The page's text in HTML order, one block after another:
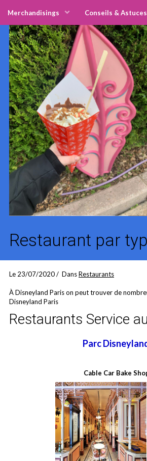
Merchandisings Conseils & Astuces
Restaurant par
Le 23/07/2020 DansRestaurants
À Disneyland Paris on peut trouver de
Disneyland Paris
Restaurants Service
Parc
Cable Car Bake